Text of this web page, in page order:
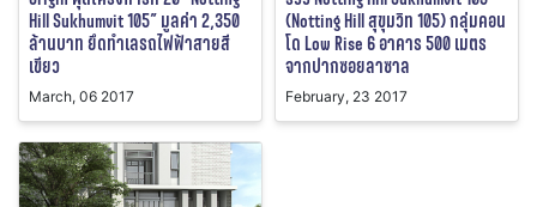
Hill Sukhumvit 105” มูลค่า 2,350
ล้านบาท ยึดทำเลรถไฟฟ้าสายสี
เขียว
March, 06 2017
(Notting Hill สุขุมวิท 105) กลุ่มคอน
โด Low Rise 6 อาคาร 500 เมตร
จากปากซอยลาซาล
February, 23 2017